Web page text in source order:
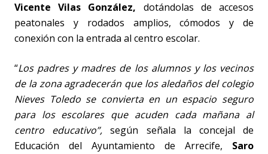
Vicente Vilas González, dotándolas de accesos
peatonales y rodados amplios, cómodos y de
conexión con la entrada al centro escolar.
“Los padres y madres de los alumnos y los vecinos
de la zona agradecerán que los aledaños del colegio
Nieves Toledo se convierta en un espacio seguro
para los escolares que acuden cada mañana al
centro educativo”, según señala la concejal de
Educación del Ayuntamiento de Arrecife, Saro